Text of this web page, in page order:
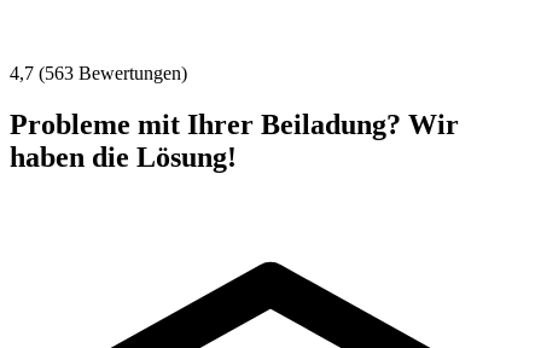
4,7 (563 Bewertungen)
Probleme mit Ihrer Beiladung? Wir
haben die Lösung!